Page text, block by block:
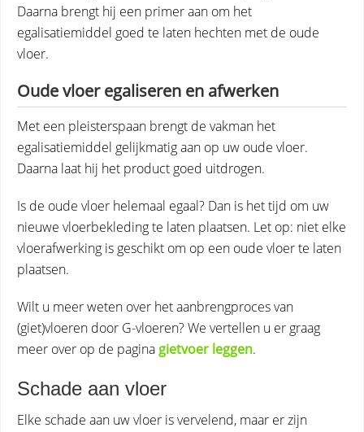
Daarna brengt hij een primer aan om het
egalisatiemiddel goed te laten hechten met de oude
vloer.
Oude vloer egaliseren en afwerken
Met een pleisterspaan brengt de vakman het
egalisatiemiddel gelijkmatig aan op uw oude vloer.
Daarna laat hij het product goed uitdrogen.
Is de oude vloer helemaal egaal? Dan is het tijd om uw
nieuwe vloerbekleding te laten plaatsen. Let op: niet elke
vloerafwerking is geschikt om op een oude vloer te laten
plaatsen.
Wilt u meer weten over het aanbrengproces van
(giet)vloeren door G-vloeren? We vertellen u er graag
meer over op de pagina gietvoer leggen.
Schade aan vloer
Elke schade aan uw vloer is vervelend, maar er zijn